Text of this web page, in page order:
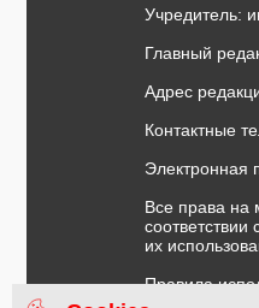
Учредитель:
Главный
Адрес
Контактные
Электронная
Все права на
их
Правила
Договор